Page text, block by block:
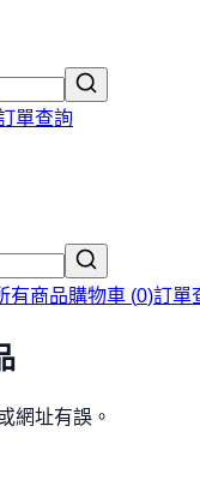
單查詢
有商品購物車 (0)訂單
網址有誤。